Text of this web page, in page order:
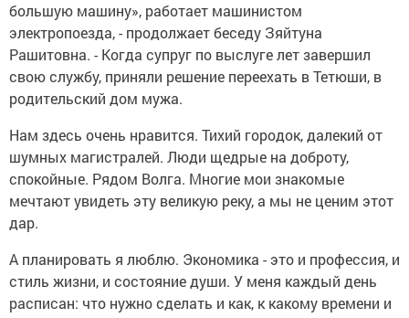
большую машину», работает машинистом
электропоезда, - продолжает беседу Зяйтуна
Рашитовна. - Когда супруг по выслуге лет завершил
свою службу, приняли решение переехать в Тетюши, в
родительский дом мужа.
Нам здесь очень нравится. Тихий городок, далекий от
шумных магистралей. Люди щедрые на доброту,
спокойные. Рядом Волга. Многие мои знакомые
мечтают увидеть эту великую реку, а мы не ценим этот
дар.
А планировать я люблю. Экономика - это и профессия, и
стиль жизни, и состояние души. У меня каждый день
расписан: что нужно сделать и как, к какому времени и